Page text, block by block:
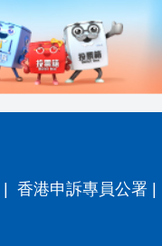
| 香港申訴專員公署 |